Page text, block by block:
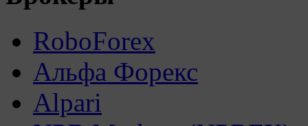
RoboForex
Альфа Форекс
Alpari